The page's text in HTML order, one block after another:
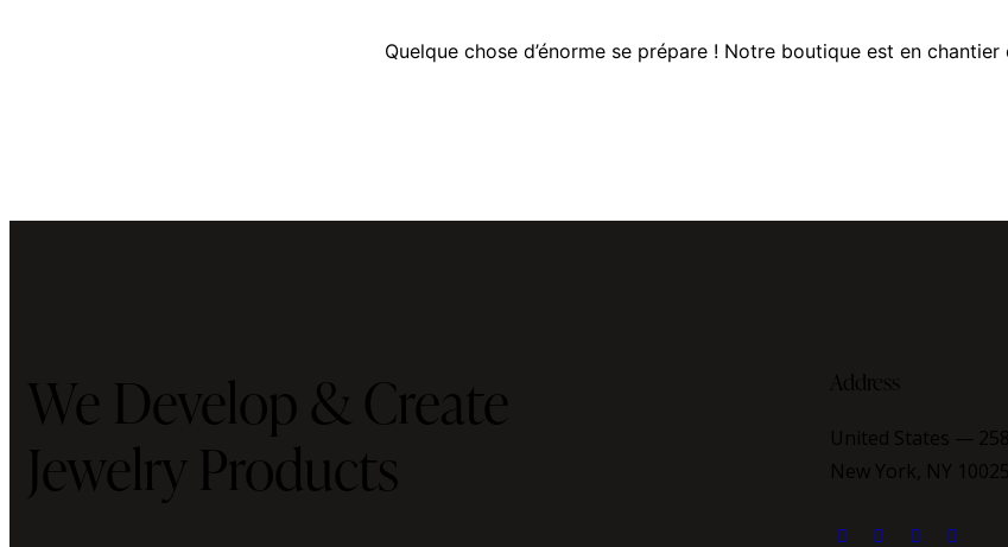
Quelque chose d’énorme se prépare ! Notre boutique est en
We Develop & Create
Jewelry Products
Address
United States —
New York, NY